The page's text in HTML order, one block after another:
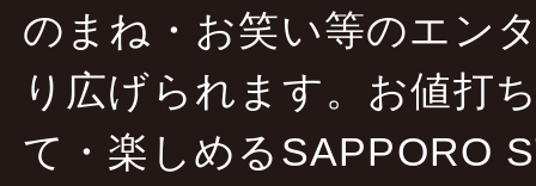
のまね・お笑い等のエン
り広げられます。お値打
て・楽しめるSAPPORO